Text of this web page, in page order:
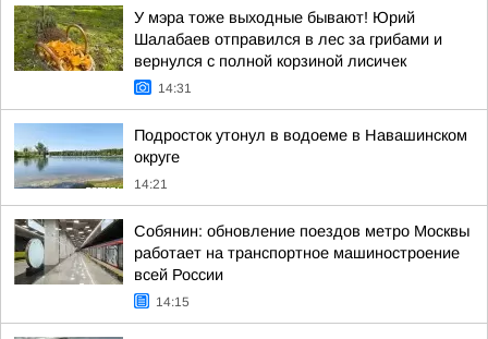
У мэра тоже выходные бывают! Юрий
Шалабаев отправился в лес за грибами и
вернулся с полной корзиной лисичек
14:31
Подросток утонул в водоеме в Навашинском
округе
14:21
Собянин: обновление поездов метро Москвы
работает на транспортное машиностроение
всей России
14:15